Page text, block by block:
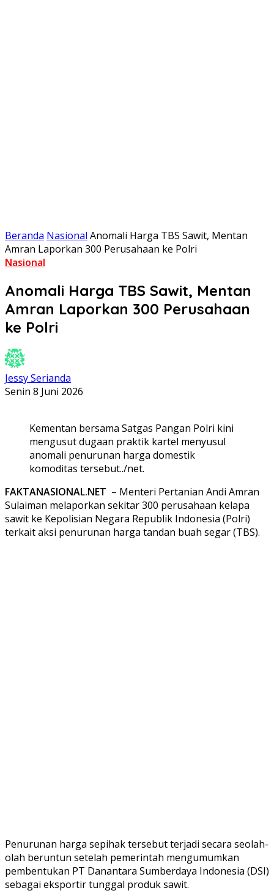
Beranda Nasional Anomali Harga TBS Sawit, Mentan
Amran Laporkan 300 Perusahaan ke Polri
Nasional
Anomali Harga TBS Sawit, Mentan
Amran Laporkan 300 Perusahaan
ke Polri
Jessy Serianda
Senin 8 Juni 2026
Kementan bersama Satgas Pangan Polri kini
mengusut dugaan praktik kartel menyusul
anomali penurunan harga domestik
komoditas tersebut../net.
FAKTANASIONAL.NET – Menteri Pertanian Andi Amran
Sulaiman melaporkan sekitar 300 perusahaan kelapa
sawit ke Kepolisian Negara Republik Indonesia (Polri)
terkait aksi penurunan harga tandan buah segar (TBS).
Penurunan harga sepihak tersebut terjadi secara seolah-
olah beruntun setelah pemerintah mengumumkan
pembentukan PT Danantara Sumberdaya Indonesia (DSI)
sebagai eksportir tunggal produk sawit.